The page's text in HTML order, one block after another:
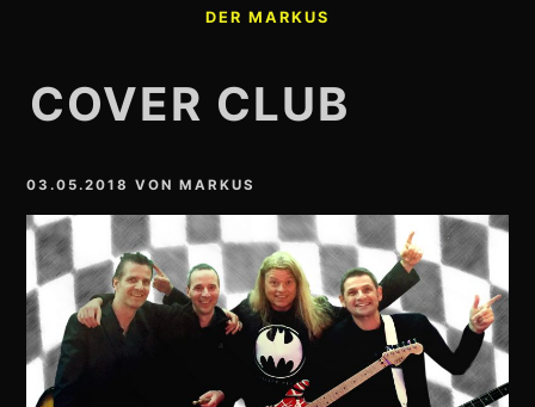
DER MARKUS
COVER CLUB
03.05.2018 VONMARKUS